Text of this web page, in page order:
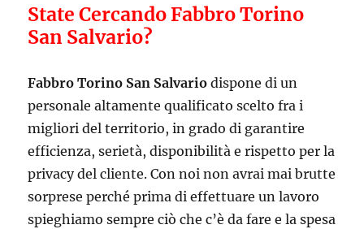
State Cercando Fabbro Torino
San Salvario?
Fabbro Torino San Salvario dispone di un
personale altamente qualificato scelto fra i
migliori del territorio, in grado di garantire
efficienza, serietà, disponibilità e rispetto per la
privacy del cliente. Con noi non avrai mai brutte
sorprese perché prima di effettuare un lavoro
spieghiamo sempre ciò che c’è da fare e la spesa